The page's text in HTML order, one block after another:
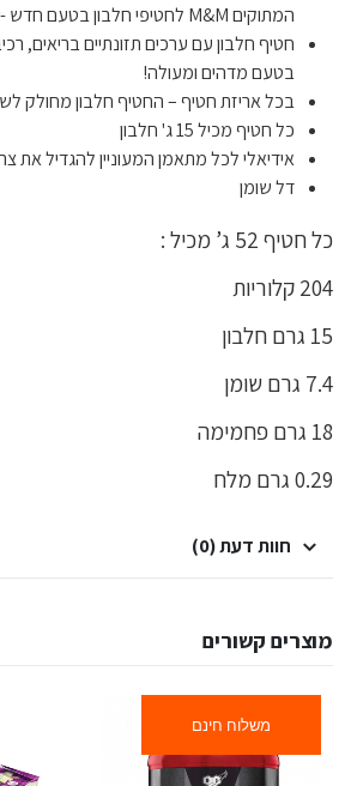
המתוקים M&M לחטיפי חלבון בטעם חדש -Crispy!
חטיף חלבון עם ערכים תזונתיים בריאים,
בטעם מדהים ומעולה!
בכל אריזת חטיף – החטיף חלבון מחולק
כל חטיף מכיל 15 ג' חלבון
אידיאלי לכל מתאמן המעוניין להגדיל את
דל שומן
כל חטיף 52 ג’ מכיל :
204 קלוריות
15 גרם חלבון
7.4 גרם שומן
18 גרם פחמימה
0.29 גרם מלח
חוות דעת (0)
מוצרים קשורים
משלוח חינם